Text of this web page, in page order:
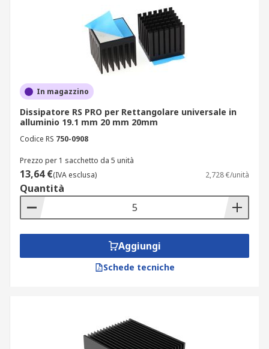
In magazzino
Dissipatore RS PRO per Rettangolare universale in
alluminio 19.1 mm 20 mm 20mm
Codice RS 750-0908
Prezzo per 1 sacchetto da 5 unità
13,64 €(IVA esclusa) 2,728 €/unità
Quantità
Aggiungi
Schede tecniche